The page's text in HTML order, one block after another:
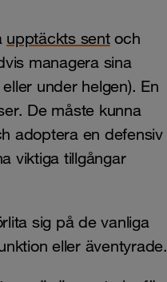
upptäckts sentoch
managera sina
under helgen). En
De måste kunna
adoptera en defensiv
viktiga tillgångar
sig på de vanliga
eller äventyrade.